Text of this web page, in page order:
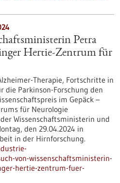
Petra
Hertie-Zentrum für
Therapie, Fortschritte in
die Parkinson-Forschung den
im Gepäck –
für Neurologie
Wissenschaftsministerin und
den 29.04.2024 in
in der Hirnforschung.
von-wissenschaftsministerin-
hertie-zentrum-fuer-